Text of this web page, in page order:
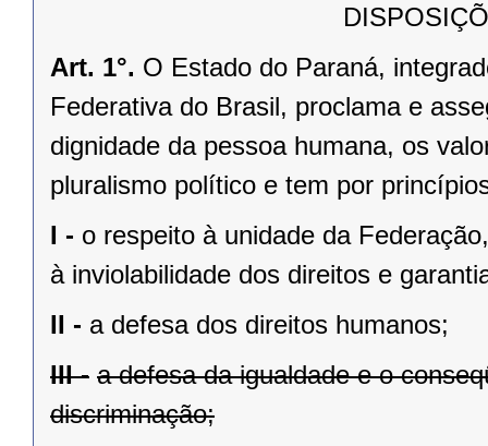
Art. 1°. O Estado do Paraná,
Federativa do Brasil, proclama e
dignidade da pessoa humana, os
pluralismo político e tem por
I - o respeito à unidade da
à inviolabilidade dos direitos e
II - a defesa dos direitos humanos;
III - a defesa da igualdade e o
discriminação;